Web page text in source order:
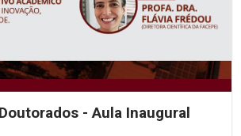
- Aula Inaugural